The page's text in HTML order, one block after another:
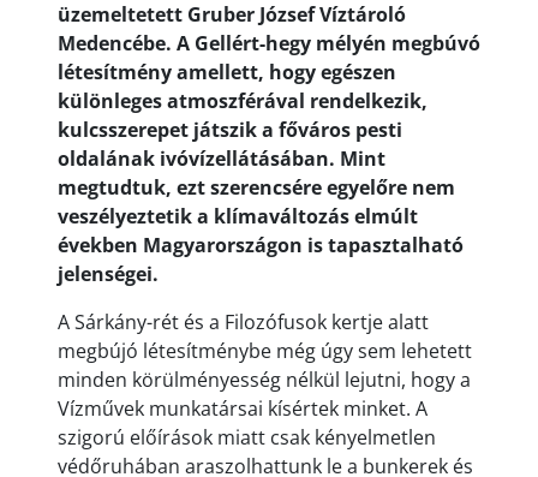
üzemeltetett Gruber József Víztároló
Medencébe. A Gellért-hegy mélyén megbúvó
létesítmény amellett, hogy egészen
különleges atmoszférával rendelkezik,
kulcsszerepet játszik a főváros pesti
oldalának ivóvízellátásában. Mint
megtudtuk, ezt szerencsére egyelőre nem
veszélyeztetik a klímaváltozás elmúlt
években Magyarországon is tapasztalható
jelenségei.
A Sárkány-rét és a Filozófusok kertje alatt
megbújó létesítménybe még úgy sem lehetett
minden körülményesség nélkül lejutni, hogy a
Vízművek munkatársai kísértek minket. A
szigorú előírások miatt csak kényelmetlen
védőruhában araszolhattunk le a bunkerek és